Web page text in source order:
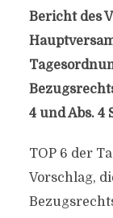
Bericht des
4 und Abs. 4
TOP 6 der
Vorschlag,